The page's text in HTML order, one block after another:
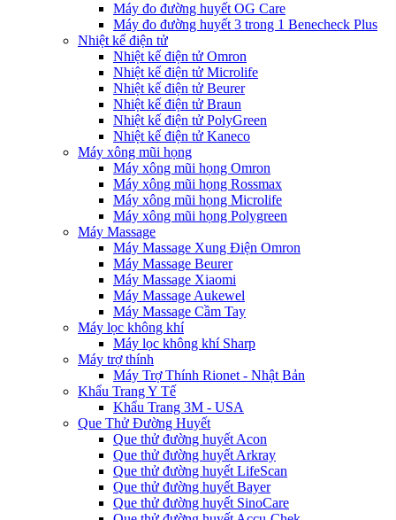
Máy đo đường huyết OG Care
Máy đo đường huyết 3 trong 1 Benecheck Plus
Nhiệt kế điện tử
Nhiệt kế điện tử Omron
Nhiệt kế điện tử Microlife
Nhiệt kế điện tử Beurer
Nhiệt kế điện tử Braun
Nhiệt kế điện tử PolyGreen
Nhiệt kế điện tử Kaneco
Máy xông mũi họng
Máy xông mũi họng Omron
Máy xông mũi họng Rossmax
Máy xông mũi họng Microlife
Máy xông mũi họng Polygreen
Máy Massage
Máy Massage Xung Điện Omron
Máy Massage Beurer
Máy Massage Xiaomi
Máy Massage Aukewel
Máy Massage Cầm Tay
Máy lọc không khí
Máy lọc không khí Sharp
Máy trợ thính
Máy Trợ Thính Rionet - Nhật Bản
Khẩu Trang Y Tế
Khẩu Trang 3M - USA
Que Thử Đường Huyết
Que thử đường huyết Acon
Que thử đường huyết Arkray
Que thử đường huyết LifeScan
Que thử đường huyết Bayer
Que thử đường huyết SinoCare